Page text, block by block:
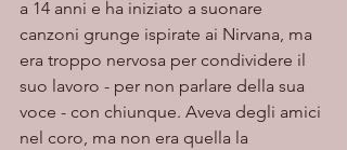
a 14 anni e ha iniziato a suonare
canzoni grunge ispirate ai Nirvana, ma
era troppo nervosa per condividere il
suo lavoro - per non parlare della sua
voce - con chiunque. Aveva degli amici
nel coro, ma non era quella la